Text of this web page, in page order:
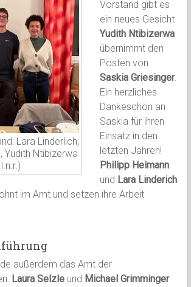
Lara Linderlich,
Yudith Ntibizerwa
Vorstand gibt es
ein neues Gesicht
Yudith Ntibizerwa
übernimmt den
Posten von
Saskia Griesinger.
Ein herzliches
Dankeschön an
Saskia für ihren
Einsatz in den
letzten Jahren!
Philipp Heimann
und Lara Linderich
im Amt und setzen ihre Arbeit
außerdem das Amt der
Laura Selzleund Michael Grimminger